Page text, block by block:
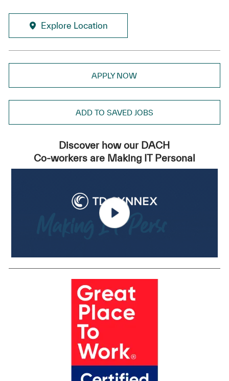
Explore Location
APPLY NOW
ADD TO SAVED JOBS
Discover how our DACH
Co-workers are Making IT Personal